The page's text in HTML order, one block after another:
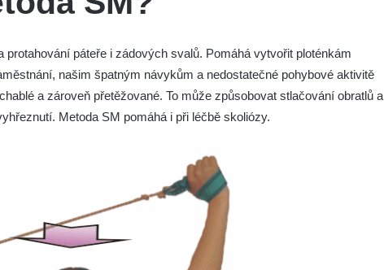
protahování páteře i zádových svalů. Pomáhá vytvořit ploténkám
našim špatným návykům a nedostatečné pohybové aktivitě
a zároveň přetěžované. To může způsobovat stlačování obratlů a
Metoda SM pomáhá i při léčbě skoliózy.